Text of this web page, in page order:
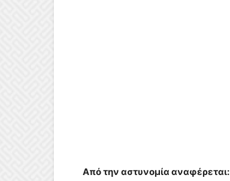
Από την αστυνομία αναφέρεται: